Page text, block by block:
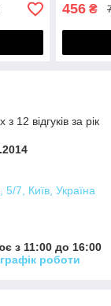
456 ₴
12 відгуків за рік
5/7, Київ, Україна
з 11:00 до 16:00
роботи